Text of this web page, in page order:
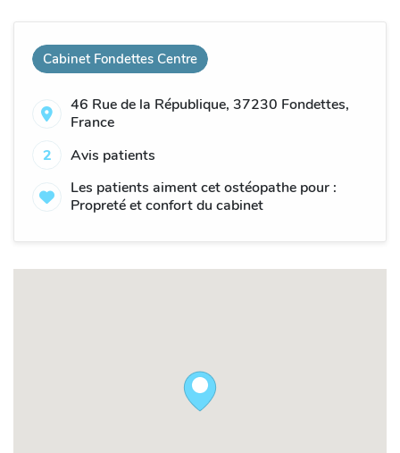
Cabinet Fondettes Centre
46 Rue de la République, 37230 Fondettes,
France
2
Avis patients
Les patients aiment cet ostéopathe pour :
Propreté et confort du cabinet